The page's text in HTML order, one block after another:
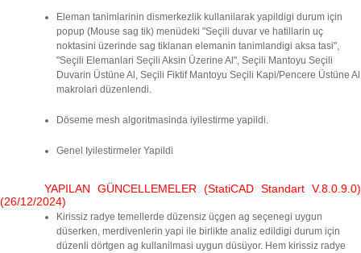
Eleman tanimlarinin dismerkezlik kullanilarak yapildigi durum için
popup (Mouse sag tik) menüdeki "Seçili duvar ve hatillarin uç
noktasini üzerinde sag tiklanan elemanin tanimlandigi aksa tasi",
"Seçili Elemanlari Seçili Aksin Üzerine Al", Seçili Mantoyu Seçili
Duvarin Üstüne Al, Seçili Fiktif Mantoyu Seçili Kapi/Pencere Üstüne Al
makrolari düzenlendi.
Döseme mesh algoritmasinda iyilestirme yapildi.
Genel Iyilestirmeler Yapildi
YAPILAN GÜNCELLEMELER (StatiCAD Standart V.8.0.9.0)
(26/12/2024)
Kirissiz radye temellerde düzensiz üçgen ag seçenegi uygun
düserken, merdivenlerin yapi ile birlikte analiz edildigi durum için
düzenli dörtgen ag kullanilmasi uygun düsüyor. Hem kirissiz radye